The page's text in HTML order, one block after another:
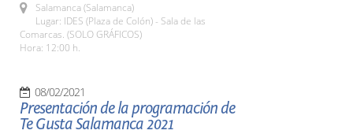
Salamanca (Salamanca)
Lugar: IDES (Plaza de Colón) - Sala de las
Comarcas. (SOLO GRÁFICOS)
Hora: 12:00 h.
08/02/2021
Presentación de la programación de
Te Gusta Salamanca 2021